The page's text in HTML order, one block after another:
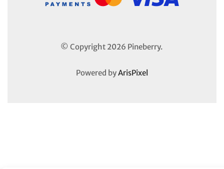
© Copyright 2026 Pineberry.
Powered byArisPixel